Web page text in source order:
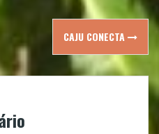
CAJU CONECTA